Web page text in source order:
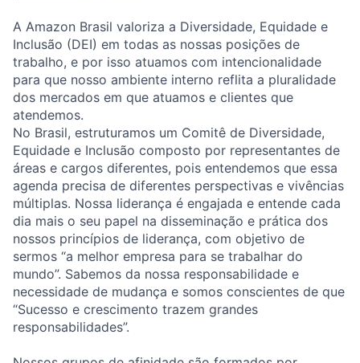
A Amazon Brasil valoriza a Diversidade, Equidade e
Inclusão (DEI) em todas as nossas posições de
trabalho, e por isso atuamos com intencionalidade
para que nosso ambiente interno reflita a pluralidade
dos mercados em que atuamos e clientes que
atendemos.
No Brasil, estruturamos um Comitê de Diversidade,
Equidade e Inclusão composto por representantes de
áreas e cargos diferentes, pois entendemos que essa
agenda precisa de diferentes perspectivas e vivências
múltiplas. Nossa liderança é engajada e entende cada
dia mais o seu papel na disseminação e prática dos
nossos princípios de liderança, com objetivo de
sermos “a melhor empresa para se trabalhar do
mundo”. Sabemos da nossa responsabilidade e
necessidade de mudança e somos conscientes de que
“Sucesso e crescimento trazem grandes
responsabilidades”.